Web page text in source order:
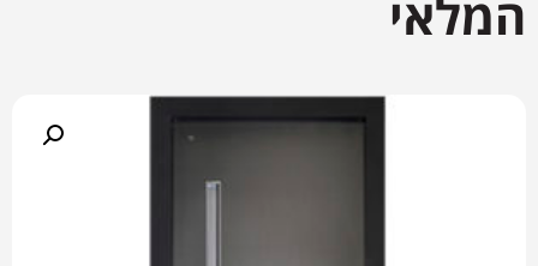
המלאי